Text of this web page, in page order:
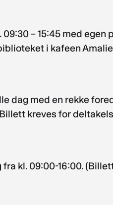
– 15:45 med egen
i kafeen
dag med en rekke
kreves for
kl. 09:00-16:00.